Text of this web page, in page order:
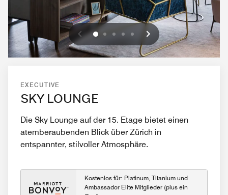
Vorherige
0 1 2 3 4 Weiter
EXECUTIVE
SKY LOUNGE
Die Sky Lounge auf der 15. Etage bietet einen
atemberaubenden Blick über Zürich in
entspannter, stilvoller Atmosphäre.
Kostenlos für: Platinum, Titanium und
Ambassador Elite Mitglieder (plus ein